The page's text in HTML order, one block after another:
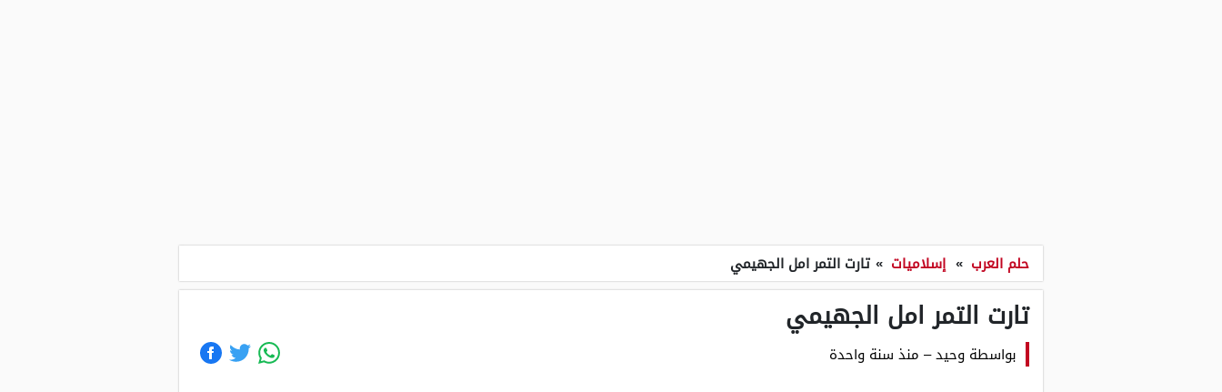
حلم العرب » إسلاميات » تارت التمر امل الجهيمي
تارت التمر امل الجهيمي
بواسطة وحيد– منذ سنة واحدة